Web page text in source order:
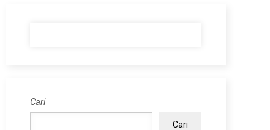
Cari
Cari